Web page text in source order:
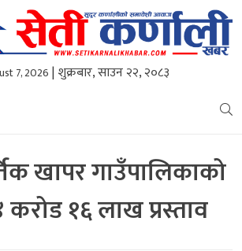
7, 2026 | शुक्रबार, साउन २२, २०८३
खापर गाउँपालिकाको
१६ लाख प्रस्ताव